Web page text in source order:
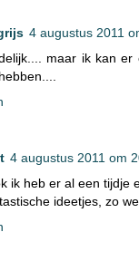
4 augustus 2011
maar ik kan er
4 augustus 2011 om
ik heb er al een tijdje
ideetjes, zo